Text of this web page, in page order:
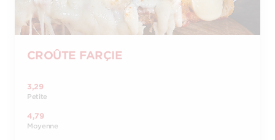
CROÛTE FARÇIE
3,29
Petite
4,79
Moyenne